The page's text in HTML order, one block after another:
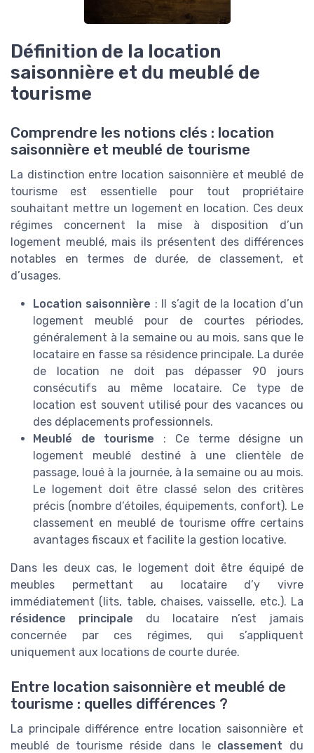
Définition de la location
saisonnière et du meublé de
tourisme
Comprendre les notions clés : location
saisonnière et meublé de tourisme
La distinction entre location saisonnière et meublé de
tourisme est essentielle pour tout propriétaire
souhaitant mettre un logement en location. Ces deux
régimes concernent la mise à disposition d’un
logement meublé, mais ils présentent des différences
notables en termes de durée, de classement, et
d’usages.
Location saisonnière : Il s’agit de la location d’un
logement meublé pour de courtes périodes,
généralement à la semaine ou au mois, sans que le
locataire en fasse sa résidence principale. La durée
de location ne doit pas dépasser 90 jours
consécutifs au même locataire. Ce type de
location est souvent utilisé pour des vacances ou
des déplacements professionnels.
Meublé de tourisme : Ce terme désigne un
logement meublé destiné à une clientèle de
passage, loué à la journée, à la semaine ou au mois.
Le logement doit être classé selon des critères
précis (nombre d’étoiles, équipements, confort). Le
classement en meublé de tourisme offre certains
avantages fiscaux et facilite la gestion locative.
Dans les deux cas, le logement doit être équipé de
meubles permettant au locataire d’y vivre
immédiatement (lits, table, chaises, vaisselle, etc.). La
résidence principale du locataire n’est jamais
concernée par ces régimes, qui s’appliquent
uniquement aux locations de courte durée.
Entre location saisonnière et meublé de
tourisme : quelles différences ?
La principale différence entre location saisonnière et
meublé de tourisme réside dans le classement du